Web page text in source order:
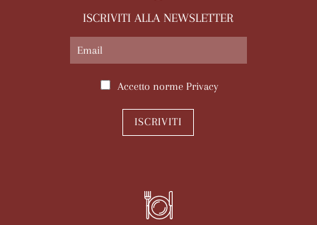
ISCRIVITI ALLA NEWSLETTER
Accetto norme Privacy
ISCRIVITI